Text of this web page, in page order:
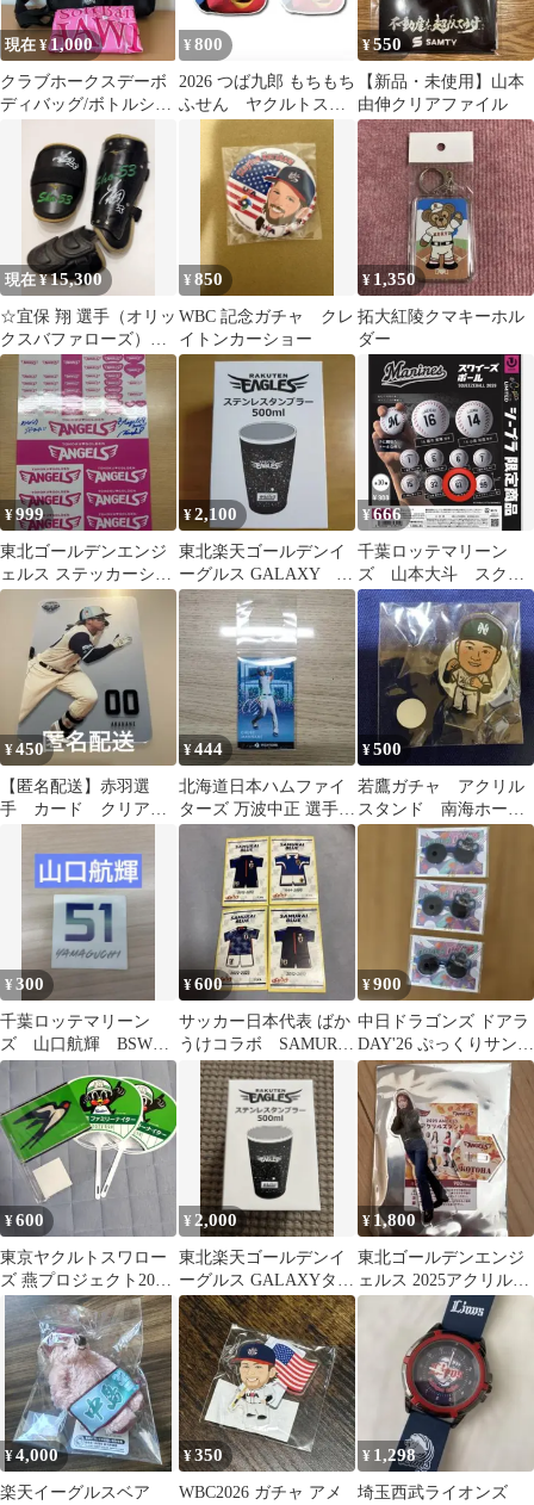
現在 ¥1,000
クラブホークスデーボ
ディバッグ/ボトルショ
¥ 800
2026 つば九郎 もちもち
ふせん ヤクルトスワ
ローズ
¥550
【新品・未使用】山本
由伸クリアファイル
現在 ¥15,300
☆宜保 翔 選手（オリッ
クスバファローズ）本
人使用 レッグガード
&エルボーガード
¥850
WBC 記念ガチャ クレ
イトンカーショー
¥ 1,350
拓大紅陵クマキーホル
ダー
¥999
東北ゴールデンエンジ
ェルス ステッカーシー
ト
¥2,100
東北楽天ゴールデンイ
ーグルス GALAXY タ
ンブラー
¥666
千葉ロッテマリーン
ズ 山本大斗 スクイ
ーズボール ガチャガ
チャ カプセルトイ
¥450
【匿名配送】赤羽選
手 カード クリアカ
ズ クルーデー
¥444
北海道日本ハムファイ
ターズ 万波中正 選手
ステッカー ローソン
¥500
若鷹ガチャ アクリル
スタンド 南海ホーク
ス 前田純
¥300
千葉ロッテマリーン
ズ 山口航輝 BSW限
定ステッカー
¥600
サッカー日本代表 ばか
うけコラボ SAMURAI
BLUE 記念グッズ
¥900
中日ドラゴンズ ドアラ
DAY'26 ぷっくりサング
ラスシール
¥600
東京ヤクルトスワロー
ズ 燕プロジェクト2026
フラッグうちわ
¥ 2,000
東北楽天ゴールデンイ
ーグルス GALAXYタン
ブラー
¥ 1,800
東北ゴールデンエンジ
ェルス 2025アクリルス
タンド秋冬 KOTOHA
¥4,000
楽天イーグルスベア
¥350
WBC2026 ガチャ アメ
¥ 1,298
埼玉西武ライオンズ